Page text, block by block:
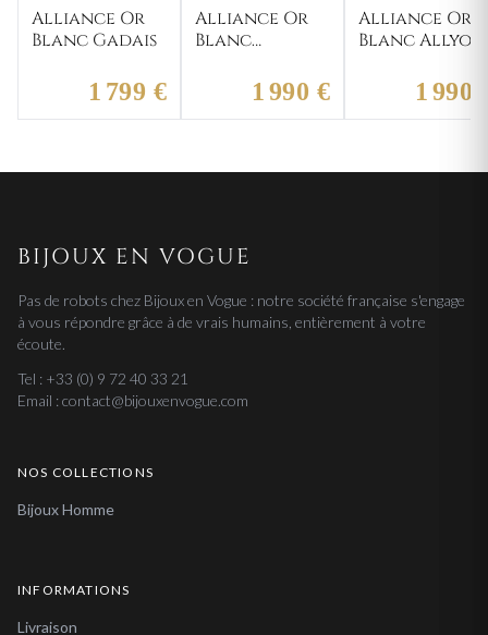
Alliance Or
Blanc Gadais
1 799 €
Alliance Or
Blanc
1 990 €
Alliance Or
Blanc Allyou
1 990
BIJOUX EN VOGUE
Pas de robots chez Bijoux en Vogue : notre société française s'engage
à vous répondre grâce à de vrais humains, entièrement à votre
écoute.
Tel : +33 (0) 9 72 40 33 21
Email : contact@bijouxenvogue.com
NOS COLLECTIONS
Bijoux Homme
INFORMATIONS
Livraison